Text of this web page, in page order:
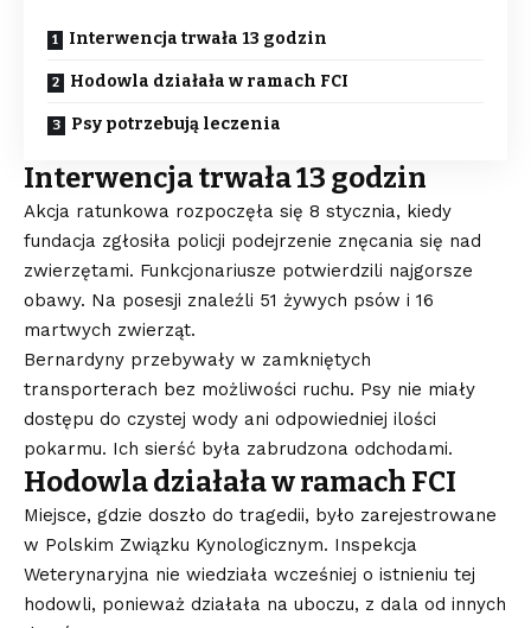
Interwencja trwała 13 godzin
Hodowla działała w ramach FCI
Psy potrzebują leczenia
Interwencja trwała 13 godzin
Akcja ratunkowa rozpoczęła się 8 stycznia, kiedy
fundacja zgłosiła policji podejrzenie znęcania się nad
zwierzętami. Funkcjonariusze potwierdzili najgorsze
obawy. Na posesji znaleźli 51 żywych psów i 16
martwych zwierząt.
Bernardyny przebywały w zamkniętych
transporterach bez możliwości ruchu. Psy nie miały
dostępu do czystej wody ani odpowiedniej ilości
pokarmu. Ich sierść była zabrudzona odchodami.
Hodowla działała w ramach FCI
Miejsce, gdzie doszło do tragedii, było zarejestrowane
w Polskim Związku Kynologicznym. Inspekcja
Weterynaryjna nie wiedziała wcześniej o istnieniu tej
hodowli, ponieważ działała na uboczu, z dala od innych